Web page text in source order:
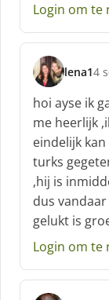
Login om te
lena1
s
c
h
r
e
e
4
hoi ayse ik
me heerlijk
eindelijk
turks
,hij is
dus
gelukt is
Login om te